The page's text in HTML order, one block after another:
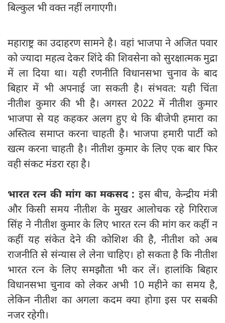
बिल्कुल भी वक्त नहीं लगाएगी।
महाराष्ट्र का उदाहरण सामने है। वहां भाजपा ने अजित पवार
को ज्यादा महत्व देकर शिंदे की शिवसेना को सुरक्षात्मक मुद्रा
में ला दिया था। यही रणनीति विधानसभा चुनाव के बाद
बिहार में भी अपनाई जा सकती है। संभवत: यही चिंता
नीतीश कुमार की भी है। अगस्त 2022 में नीतीश कुमार
भाजपा से यह कहकर अलग हुए थे कि बीजेपी हमारा का
अस्तित्व समाप्त करना चाहती है। भाजपा हमारी पार्टी को
खत्म करना चाहती है। नीतीश कुमार के लिए एक बार फिर
वही संकट मंडरा रहा है।
भारत रत्न की मांग का मकसद : इस बीच, केन्द्रीय मंत्री
और किसी समय नीतीश के मुखर आलोचक रहे गिरिराज
सिंह ने नीतीश कुमार के लिए भारत रत्न की मांग कर कहीं न
कहीं यह संकेत देने की कोशिश की है, नीतीश को अब
राजनीति से संन्यास ले लेना चाहिए। हो सकता है कि नीतीश
भारत रत्न के लिए समझौता भी कर लें। हालांकि बिहार
विधानसभा चुनाव को लेकर अभी 10 महीने का समय है,
लेकिन नीतीश का अगला कदम क्या होगा इस पर सबकी
नजर रहेगी।